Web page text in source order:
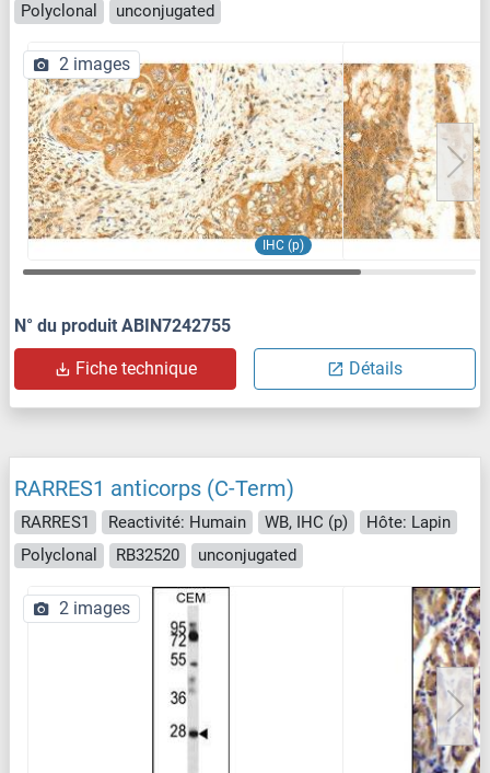
Polyclonal
unconjugated
IHC (p)
2 images
N° du produit ABIN7242755
Fiche technique Détails
RARRES1 anticorps (C-Term)
RARRES1 Reactivité: Humain WB, IHC (p)
Hôte: Lapin
Polyclonal
RB32520 unconjugated
2 images